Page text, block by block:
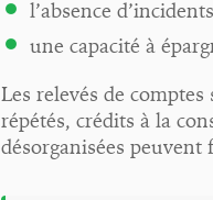
l’absence
une capacité à
Les relevés de
répétés, crédits à la
désorganisées